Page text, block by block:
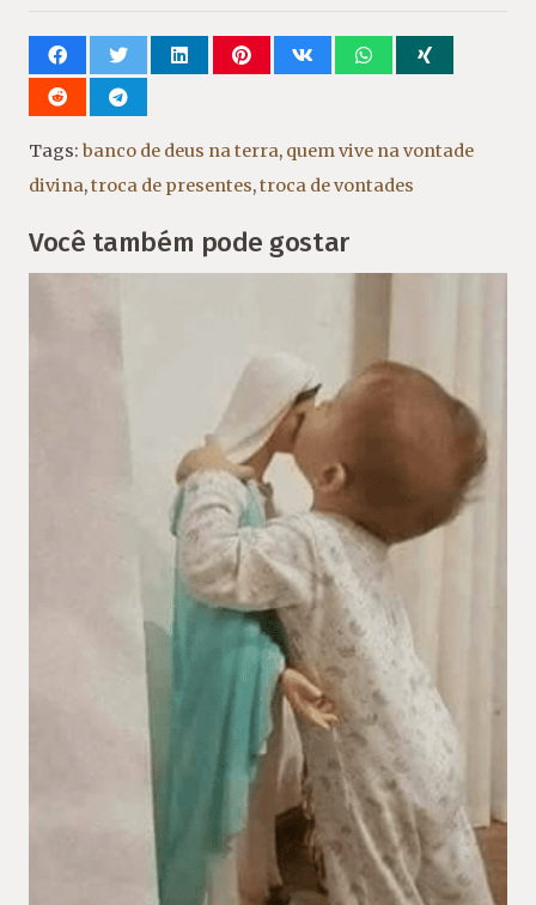
Tags: banco de deus na terra, quem vive na vontade
divina,troca de presentes,troca de vontades
Você também pode gostar